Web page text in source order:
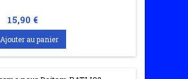
Prix
15,90 €
Ajouter au panier